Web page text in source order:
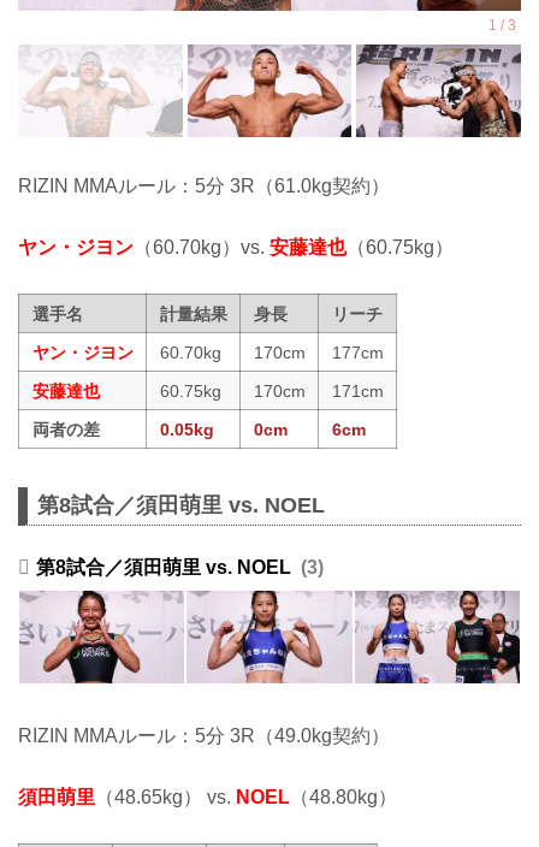
RIZIN MMAルール：5分 3R（61.0kg契約）
ヤン・ジヨン （60.70kg）vs. 安藤達也（60.75kg）
選手名 計量結果 身長
リーチ
ヤン・ジヨン
60.70kg 170cm
177cm
安藤達也
60.75kg 170cm
171cm
両者の差
0.05kg 0cm 6cm
第8試合／須田萌里 vs. NOEL
第8試合／須田萌里 vs. NOEL 3
RIZIN MMAルール：5分 3R（49.0kg契約）
須田萌里 （48.65kg） vs. NOEL （48.80kg）